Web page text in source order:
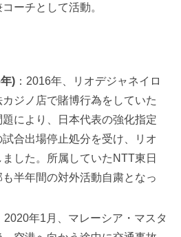
ーチとして活動。
) ：2016年、リオデジャネイロ
ジノ店で賭博行為をしていた
により、日本代表の強化指定
合出場停止処分を受け、リオ
した。所属していたNTT東日
半年間の対外活動自粛となっ
2020年1月、マレーシア・マスタ